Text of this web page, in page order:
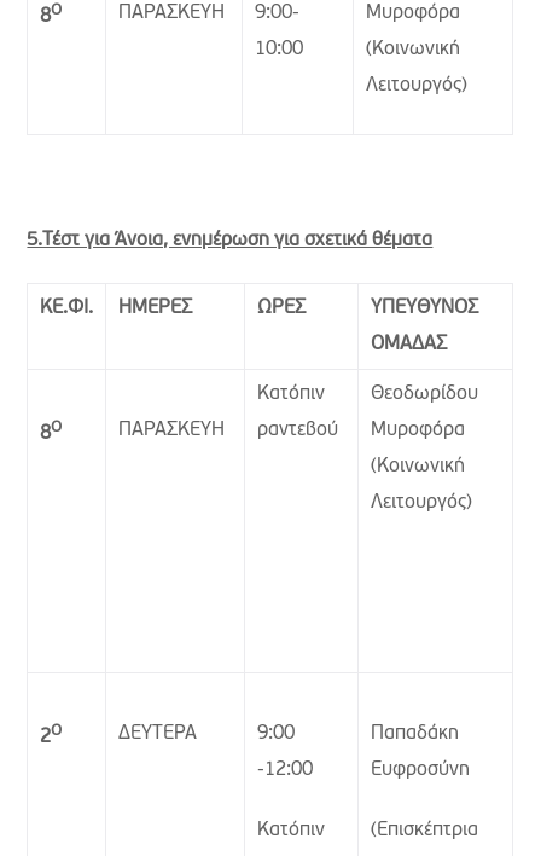
8Ο ΠΑΡΑΣΚΕΥΗ
9:00-
10:00
Μυροφόρα
(Κοινωνική
Λειτουργός)
5.Τέστ για Άνοια, ενημέρωση για σχετικά θέματα
ΚΕ.ΦΙ. ΗΜΕΡΕΣ ΩΡΕΣ
ΥΠΕΥΘΥΝΟΣ
ΟΜΑΔΑΣ
8Ο ΠΑΡΑΣΚΕΥΗ
Κατόπιν
ραντεβού
Θεοδωρίδου
Μυροφόρα
(Κοινωνική
Λειτουργός)
2Ο ΔΕΥΤΕΡΑ
9:00
-12:00
Κατόπιν
Παπαδάκη
Ευφροσύνη
(Επισκέπτρια